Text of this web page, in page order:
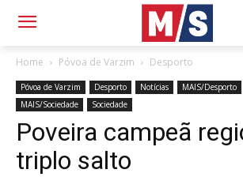
Home Póvoa de Varzim Desporto
Póvoa de Varzim Desporto Notícias MAIS/Desporto
MAIS/Sociedade
Sociedade
Poveira campeã
triplo salto